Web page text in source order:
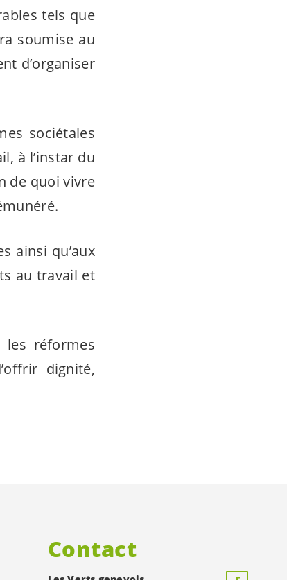
tels que
soumise au
d’organiser
sociétales
à l’instar du
de quoi vivre
ainsi qu’aux
au travail et
réformes
dignité,
Contact